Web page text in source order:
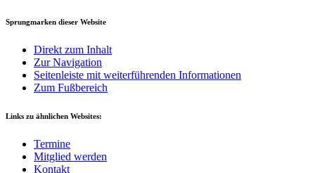
Sprungmarken dieser Website
Direkt zum Inhalt
Zur Navigation
Seitenleiste mit weiterführenden Informationen
Zum Fußbereich
Links zu ähnlichen Websites:
Termine
Mitglied werden
Kontakt